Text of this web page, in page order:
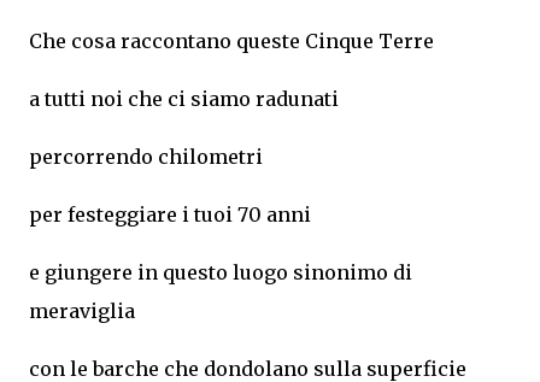
Che cosa raccontano queste Cinque Terre
a tutti noi che ci siamo radunati
percorrendo chilometri
per festeggiare i tuoi 70 anni
e giungere in questo luogo sinonimo di
meraviglia
con le barche che dondolano sulla superficie